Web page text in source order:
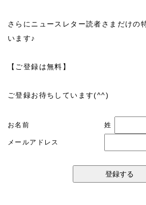
さらにニュースレター読者さまだけの
います♪
【ご登録は無料】
ご登録お待ちしています(^^)
お名前 姓
メールアドレス